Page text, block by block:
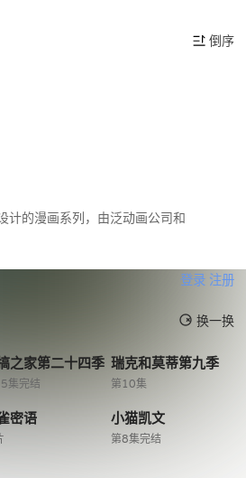
倒序
计的漫画系列，由泛动画公司和
登录 注册
换一换
之家第二十四季
集完结
瑞克和莫蒂第九季
第10集
密语 小猫凯文
第8集完结